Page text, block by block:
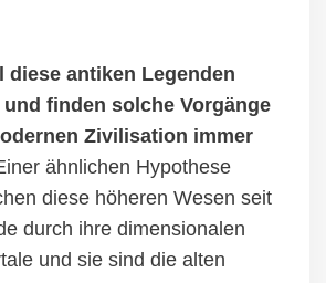
diese antiken Legenden
finden solche Vorgänge
Zivilisation immer
ähnlichen Hypothese
diese höheren Wesen seit
durch ihre dimensionalen
und sie sind die alten